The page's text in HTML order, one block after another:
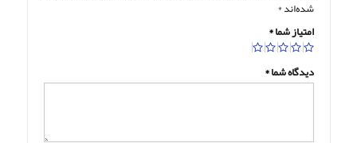
شده‌اند*
امتیاز شما*
دیدگاه شما*